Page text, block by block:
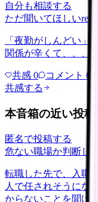
自分も相談する
ただ聞いてほしい
「夜勤がしんどい」
関係が辛くて、、、
共感 0 コメント 0
共感する
本音箱の近い投稿
匿名で投稿する
危ない職場か判断し
転職した先で、入職
人で任されそうにな
からないことを聞け